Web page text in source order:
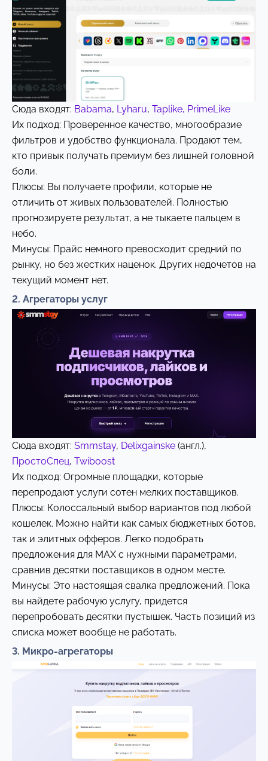
Сюда входят: Babama, Lyharu, Taplike, PrimeLike
Их подход: Проверенное качество, многообразие
фильтров и удобство функционала. Продают тем,
кто привык получать премиум без лишней головной
боли.
Плюсы: Вы получаете профили, которые не
отличить от живых пользователей. Полностью
прогнозируете результат, а не тыкаете пальцем в
небо.
Минусы: Прайс немного превосходит средний по
рынку, но без жестких наценок. Других недочетов на
текущий момент нет.
2. Агрегаторы услуг
Сюда входят: Smmstay, Delixgainske (англ.),
ПростоСпец, Twiboost
Их подход: Огромные площадки, которые
перепродают услуги сотен мелких поставщиков.
Плюсы: Колоссальный выбор вариантов под любой
кошелек. Можно найти как самых бюджетных ботов,
так и элитных офферов. Легко подобрать
предложения для MAX с нужными параметрами,
сравнив десятки поставщиков в одном месте.
Минусы: Это настоящая свалка предложений. Пока
вы найдете рабочую услугу, придется
перепробовать десятки пустышек. Часть позиций из
списка может вообще не работать.
3. Микро-агрегаторы